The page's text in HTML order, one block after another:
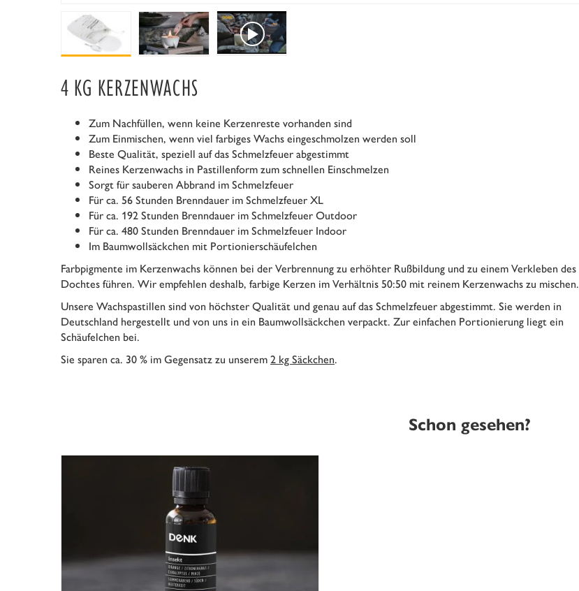
4 KG KERZENWACHS
Zum Nachfüllen, wenn keine Kerzenreste vorhanden sind
Zum Einmischen, wenn viel farbiges Wachs eingeschmolzen werden soll
Beste Qualität, speziell auf das Schmelzfeuer abgestimmt
Reines Kerzenwachs in Pastillenform zum schnellen Einschmelzen
Sorgt für sauberen Abbrand im Schmelzfeuer
Für ca. 56 Stunden Brenndauer im Schmelzfeuer XL
Für ca. 192 Stunden Brenndauer im Schmelzfeuer Outdoor
Für ca. 480 Stunden Brenndauer im Schmelzfeuer Indoor
Im Baumwollsäckchen mit Portionierschäufelchen
Farbpigmente im Kerzenwachs können bei der Verbrennung zu erhöhter Rußbildung und zu einem Verkleben des
Dochtes führen. Wir empfehlen deshalb, farbige Kerzen im Verhältnis 50:50 mit reinem Kerzenwachs zu mischen.
Unsere Wachspastillen sind von höchster Qualität und genau auf das Schmelzfeuer abgestimmt. Sie werden in
Deutschland hergestellt und von uns in ein Baumwollsäckchen verpackt. Zur einfachen Portionierung liegt ein
Schäufelchen bei.
Sie sparen ca. 30 % im Gegensatz zu unserem2 kg Säckchen.
Schon gesehen?